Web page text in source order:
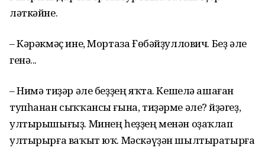
ләткәйне.
– Кәрәкмәҫ ине, Мортаза Ғөбәйҙуллович. Беҙ әле
генә...
– Нимә тиҙәр әле беҙҙең яҡта. Кешелә ашаған
тупһанан сыҡҡан­сы ғына, тиҙәрме әле? Әйҙәгеҙ,
ултырышығыҙ. Минең һеҙҙең менән оҙаҡлап
ултырырға ваҡыт юҡ. Мәс­кәүҙән шылтыратырға